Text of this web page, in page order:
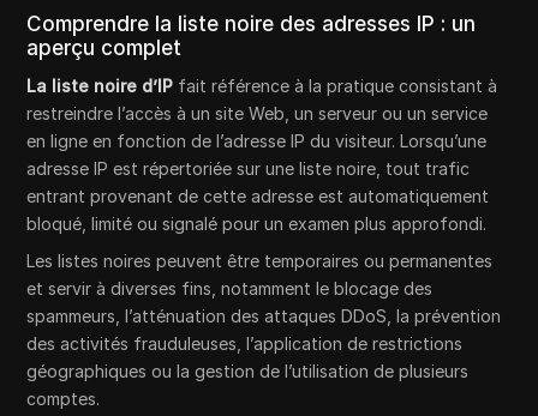
Comprendre la liste noire des adresses IP : un
aperçu complet
La liste noire d’IP fait référence à la pratique consistant à
restreindre l’accès à un site Web, un serveur ou un service
en ligne en fonction de l’adresse IP du visiteur. Lorsqu’une
adresse IP est répertoriée sur une liste noire, tout trafic
entrant provenant de cette adresse est automatiquement
bloqué, limité ou signalé pour un examen plus approfondi.
Les listes noires peuvent être temporaires ou permanentes
et servir à diverses fins, notamment le blocage des
spammeurs, l’atténuation des attaques DDoS, la prévention
des activités frauduleuses, l’application de restrictions
géographiques ou la gestion de l’utilisation de plusieurs
comptes.